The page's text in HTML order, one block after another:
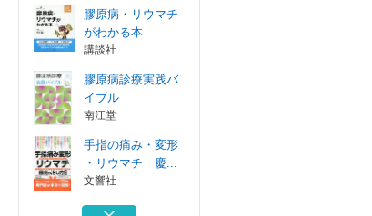
膠原病・リウマチ
がわかる本
講談社
膠原病診療実践バ
イブル
南江堂
手指の痛み・変形
・リウマチ 慶...
文響社
文学研究の扉をひ